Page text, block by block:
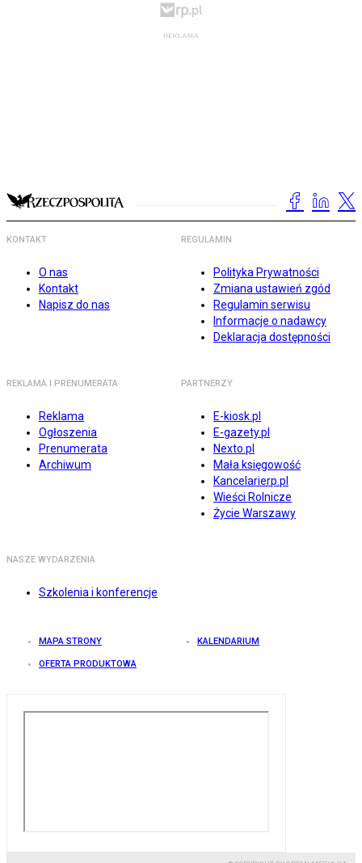
KONTAKT
O nas
Kontakt
Napisz do nas
REGULAMIN
Polityka Prywatności
Zmiana ustawień zgód
Regulamin serwisu
Informacje o nadawcy
Deklaracja dostępności
REKLAMA I PRENUMERATA
Reklama
Ogłoszenia
Prenumerata
Archiwum
PARTNERZY
E-kiosk.pl
E-gazety.pl
Nexto.pl
Mała księgowość
Kancelarierp.pl
Wieści Rolnicze
Życie Warszawy
NASZE WYDARZENIA
Szkolenia i konferencje
MAPA STRONY KALENDARIUM
OFERTA PRODUKTOWA